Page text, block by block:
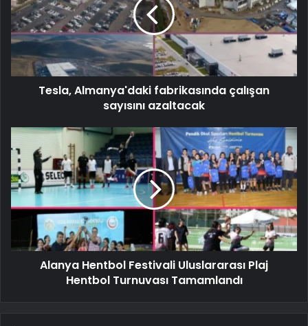
Tesla, Almanya'daki fabrikasında çalışan
sayısını azaltacak
Alanya Hentbol Festivali Uluslararası Plaj
Hentbol Turnuvası Tamamlandı